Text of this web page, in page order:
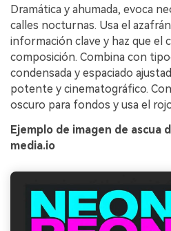
Dramática y ahumada, evoca
calles nocturnas. Usa el
información clave y haz que el
composición. Combina con
condensada y espaciado
potente y cinematográfico.
oscuro para fondos y usa el
Ejemplo de imagen de ascua
media.io